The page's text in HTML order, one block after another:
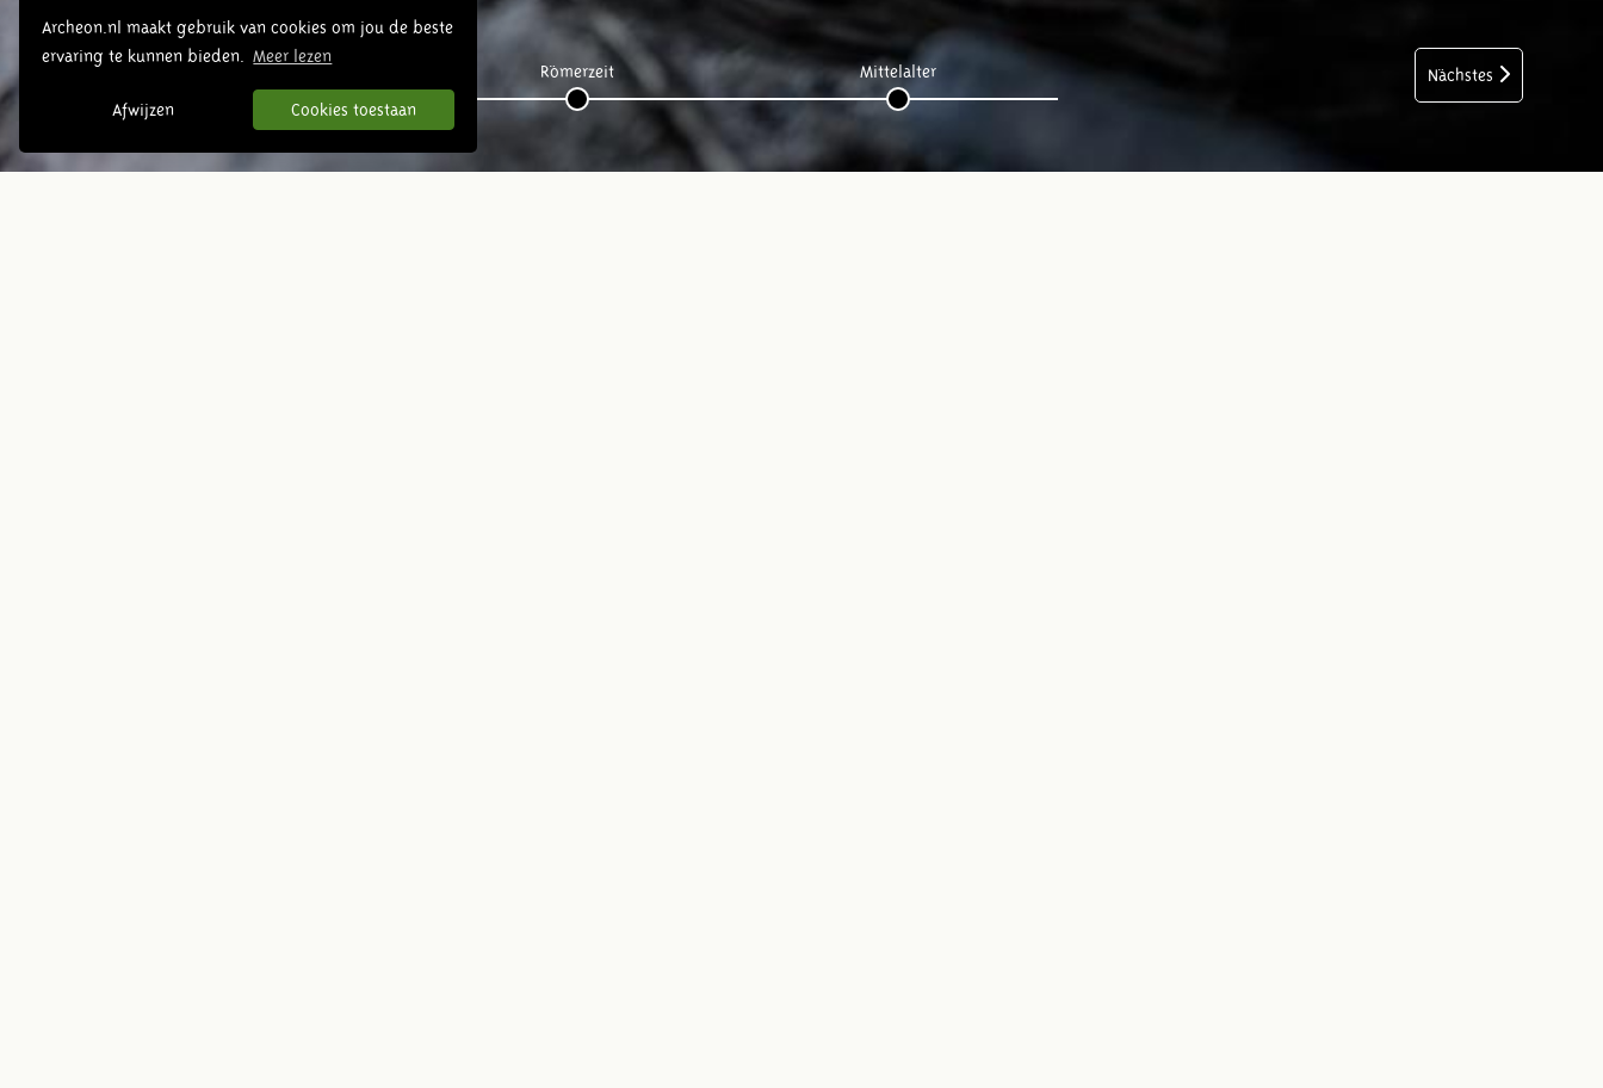
Archeon.nl maakt gebruik van cookies om jou de beste
ervaring te kunnen bieden.
Meer lezen
Afwijzen Cookies toestaan
Römerzeit Mittelalter Nächstes